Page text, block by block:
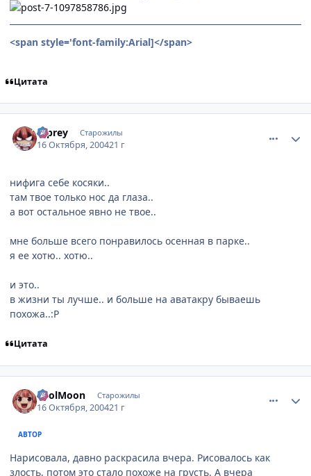
<span style='font-family:Arial]</span>
Цитата
b-prey Старожилы
16 Октября, 200421 г
нифига себе косяки..
там твое только нос да глаза..
а вот остальное явно не твое..
мне больше всего понравилось осенная в парке..
я ее хотю.. хотю..
и это..
в жизни ты лучше.. и больше на аватакру бываешь
похожа..:Р
Цитата
FoolMoon Старожилы
16 Октября, 200421 г
АВТОР
Нарисовала, давно раскрасила вчера. Рисовалось как
злость, потом это стало похоже на грусть. А вчера